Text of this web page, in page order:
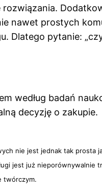
nawet prostych
Dlatego pytanie:
według badań
decyzję o
nie jest jednak tak
jest już
twórczym.